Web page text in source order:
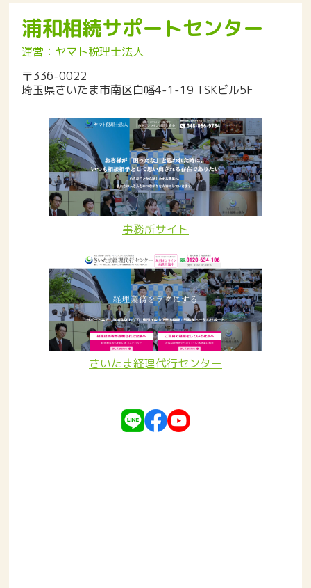
浦和相続サポートセンター
運営：ヤマト税理士法人
〒336-0022
埼玉県さいたま市南区白幡4-1-19 TSKビル5F
事務所サイト
さいたま経理代行センター